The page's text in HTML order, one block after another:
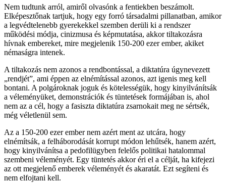
Nem tudtunk arról, amiről olvasónk a fentiekben beszámolt.
Elképesztőnak tartjuk, hogy egy forró társadalmi pillanatban, amikor
a legvédtelenebb gyerekekkel szemben derüli ki a rendszer
működési módja, cinizmusa és képmutatása, akkor tiltakozásra
hívnak embereket, mire megjelenik 150-200 ezer ember, akiket
némaságra intenek.
A tiltakozás nem azonos a rendbontással, a diktatúra úgynevezett
„rendjét”, ami éppen az elnémítással azonos, azt igenis meg kell
bontani. A polgároknak joguk és kötelességük, hogy kinyilvánítsák
a véleményüket, demonstrációk és tüntetések formájában is, ahol
nem az a cél, hogy a fasiszta diktatúra zsarnokait meg ne sértsék,
még véletlenül sem.
Az a 150-200 ezer ember nem azért ment az utcára, hogy
elnémítsák, a felháborodását korrupt módon lehűtsék, hanem azért,
hogy kinyilvánítsa a pedofilügyben felelős politikai hatalommal
szembeni véleményét. Egy tüntetés akkor éri el a célját, ha kifejezi
az ott megjelenő emberek véleményét és akaratát. Ezt segíteni és
nem elfojtani kell.